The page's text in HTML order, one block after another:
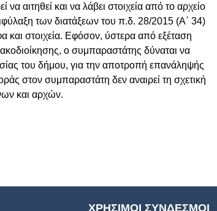
αιτηθεί και να λάβει στοιχεία από το αρχείο
των διατάξεων του π.δ. 28/2015 (Α΄ 34)
και στοιχεία. Εφόσον, ύστερα από εξέταση
ο συμπαραστάτης δύναται να
του δήμου, για την αποτροπή επανάληψής
στον συμπαραστάτη δεν αναιρεί τη σχετική
και αρχών.
ΧΡΗΣΙΜΟΙ ΣΥΝΔΕΣΜΟΙ